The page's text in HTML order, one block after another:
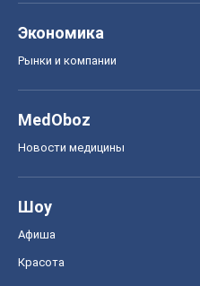
Экономика
Рынки и компании
MedOboz
Новости медицины
Шоу
Афиша
Красота